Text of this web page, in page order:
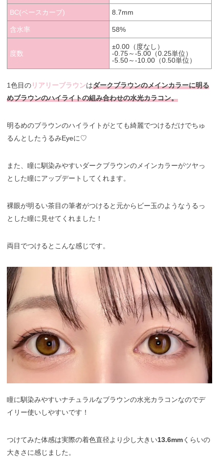
BC(ベースカーブ) 8.7mm
含水率 58%
度数
±0.00（度なし）
-0.75～-5.00（0.25単位）
-5.50～-10.00（0.50単位）
1色目のリアリーブラウンはダークブラウンのメインカラーに明る
めブラウンのハイライトの組み合わせの水光カラコン。
明るめのブラウンのハイライトがとても綺麗でつけるだけでちゅ
るんとしたうるみEyeに♡
また、瞳に馴染みやすいダークブラウンのメインカラーがツヤっ
とした瞳にアップデートしてくれます。
裸眼が明るい茶目の筆者がつけると元からビー玉のようなうるっ
とした瞳に見せてくれました！
両目でつけるとこんな感じです。
瞳に馴染みやすいナチュラルなブラウンの水光カラコンなのでデ
イリー使いしやすいです！
つけてみた体感は実際の着色直径より少し大きい13.6mmくらいの
大きさに感じました。